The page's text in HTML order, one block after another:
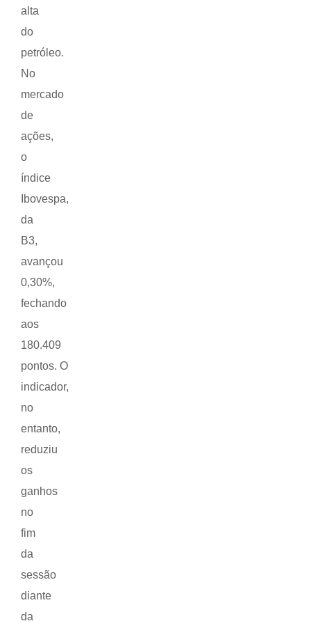
alta
do
petróleo.
No
mercado
de
ações,
o
índice
Ibovespa,
da
B3,
avançou
0,30%,
fechando
aos
180.409
pontos. O
indicador,
no
entanto,
reduziu
os
ganhos
no
fim
da
sessão
diante
da